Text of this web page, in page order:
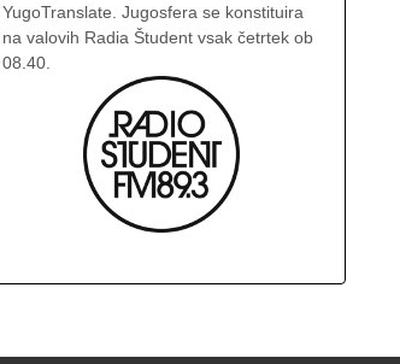
YugoTranslate. Jugosfera se konstituira
na valovih Radia Študent vsak četrtek ob
08.40.